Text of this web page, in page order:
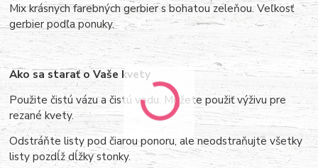
Mix krásnych farebných gerbier s bohatou zeleňou. Veľkosť
gerbier podľa ponuky.
Ako sa starať o Vaše kvety
Použite čistú vázu a čistú vodu. Môžete použiť výživu pre
rezané kvety.
Odstráňte listy pod čiarou ponoru, ale neodstraňujte všetky
listy pozdĺž dĺžky stonky.